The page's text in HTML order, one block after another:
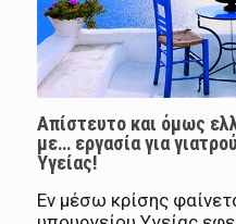
Απίστευτο και όμως
με… εργασία για
Υγείας!
Εν μέσω κρίσης